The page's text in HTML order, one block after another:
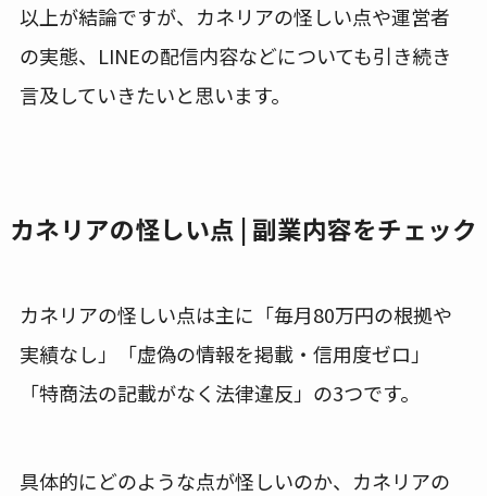
以上が結論ですが、カネリアの怪しい点や運営者
の実態、LINEの配信内容などについても引き続き
言及していきたいと思います。
カネリアの怪しい点 | 副業内容をチェック
カネリアの怪しい点は主に「毎月80万円の根拠や
実績なし」「虚偽の情報を掲載・信用度ゼロ」
「特商法の記載がなく法律違反」の3つです。
具体的にどのような点が怪しいのか、カネリアの